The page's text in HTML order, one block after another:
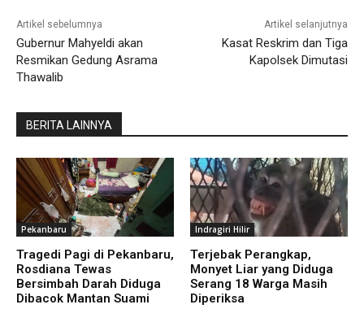
Artikel sebelumnya
Gubernur Mahyeldi akan
Resmikan Gedung Asrama
Thawalib
Artikel selanjutnya
Kasat Reskrim dan Tiga
Kapolsek Dimutasi
BERITA LAINNYA
Pekanbaru
Tragedi Pagi di Pekanbaru,
Rosdiana Tewas
Bersimbah Darah Diduga
Dibacok Mantan Suami
Indragiri Hilir
Terjebak Perangkap,
Monyet Liar yang Diduga
Serang 18 Warga Masih
Diperiksa